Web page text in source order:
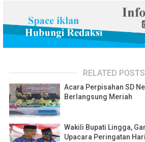
RELATED POSTS
Acara Perpisahan SD
Berlangsung Meriah
Wakili Bupati Lingga,
Upacara Peringatan